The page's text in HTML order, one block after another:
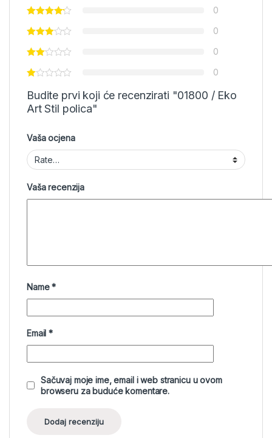
0
0
0
0
Budite prvi koji će recenzirati "01800 / Eko
Art Stil polica"
Vaša ocjena
Vaša recenzija
Name*
Email*
Sačuvaj moje ime, email i web stranicu u ovom
browseru za buduće komentare.